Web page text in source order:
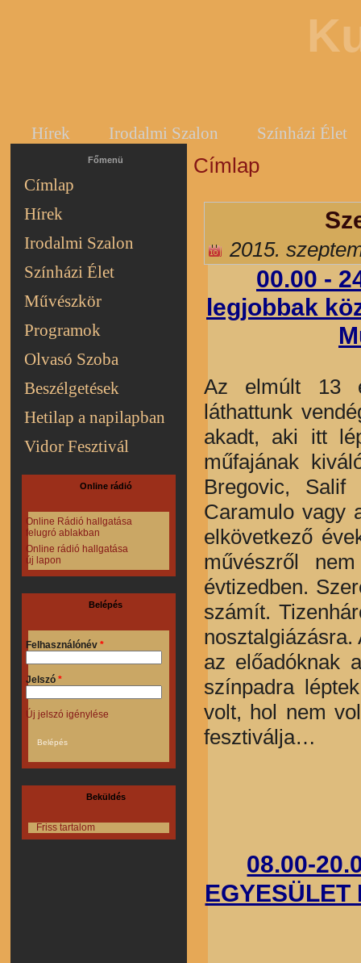
Hírek Irodalmi Szalon Színházi Élet
Főmenü
Címlap
Hírek
Irodalmi Szalon
Színházi Élet
Művészkör
Programok
Olvasó Szoba
Beszélgetések
Hetilap a napilapban
Vidor Fesztivál
Online rádió
Online Rádió hallgatása
felugró ablakban
Online rádió hallgatása
új lapon
Belépés
Felhasználónév *
Jelszó *
Új jelszó igénylése
Beküldés
Friss tartalom
Jelenlegi hely
Címlap
2015.
00.00 -
legjobbak
Az elmúlt 13
láthattunk
akadt, aki itt
műfajának
Bregovic,
Caramulo vagy
elkövetkező
művészről
évtizedben.
számít.
az előadóknak
színpadra
volt, hol nem
fesztiválja…
08.00-